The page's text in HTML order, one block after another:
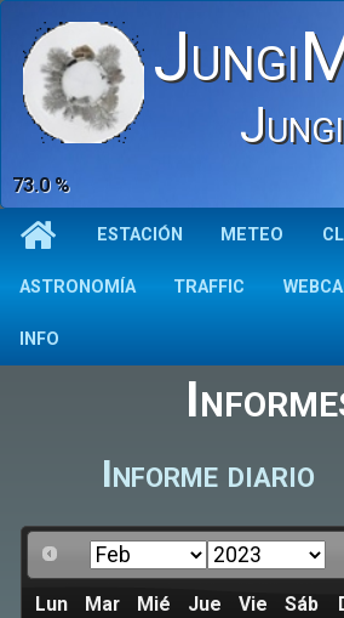
73.0 %
ESTACIÓN METEO
ASTRONOMÍA TRAFFIC
INFO
Informe diario
Lun Mar Mié Jue Vie Sáb